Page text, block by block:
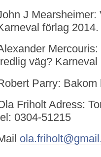
J
förlag 2014.
väg? Karneval
Parry:
Friholt Adress:
0304-51215